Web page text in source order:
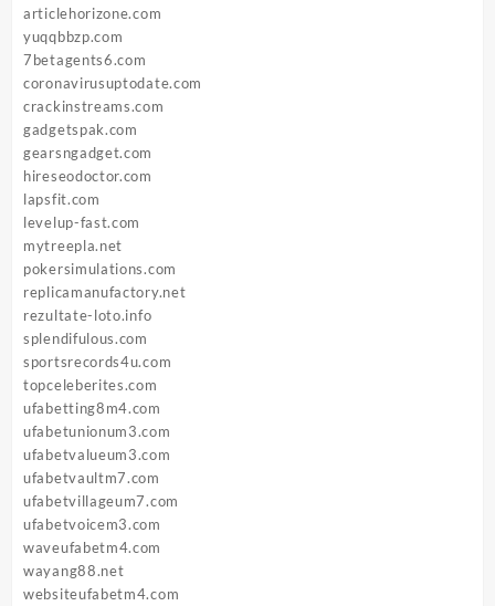
articlehorizone.com
yuqqbbzp.com
7betagents6.com
coronavirusuptodate.com
crackinstreams.com
gadgetspak.com
gearsngadget.com
hireseodoctor.com
lapsfit.com
levelup-fast.com
mytreepla.net
pokersimulations.com
replicamanufactory.net
rezultate-loto.info
splendifulous.com
sportsrecords4u.com
topceleberites.com
ufabetting8m4.com
ufabetunionum3.com
ufabetvalueum3.com
ufabetvaultm7.com
ufabetvillageum7.com
ufabetvoicem3.com
waveufabetm4.com
wayang88.net
websiteufabetm4.com